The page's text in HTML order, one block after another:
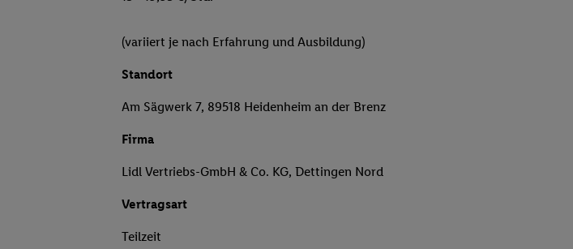
(variiert je nach Erfahrung und Ausbildung)
Standort
Am Sägwerk 7, 89518 Heidenheim an der Brenz
Firma
Lidl Vertriebs-GmbH & Co. KG, Dettingen Nord
Vertragsart
Teilzeit